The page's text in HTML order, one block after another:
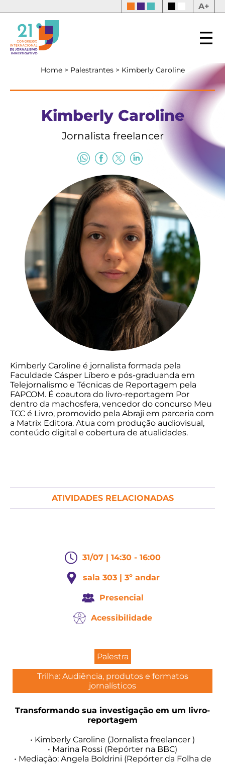
A+
Home > Palestrantes > Kimberly Caroline
Kimberly Caroline
Jornalista freelancer
Kimberly Caroline é jornalista formada pela
Faculdade Cásper Líbero e pós-graduanda em
Telejornalismo e Técnicas de Reportagem pela
FAPCOM. É coautora do livro-reportagem Por
dentro da machosfera, vencedor do concurso Meu
TCC é Livro, promovido pela Abraji em parceria com
a Matrix Editora. Atua com produção audiovisual,
conteúdo digital e cobertura de atualidades.
ATIVIDADES RELACIONADAS
31/07 | 14:30 - 16:00
sala 303 | 3º andar
Presencial
Acessibilidade
Palestra
Trilha: Audiência, produtos e formatos
jornalísticos
Transformando sua investigação em um livro-
reportagem
• Kimberly Caroline (Jornalista freelancer )
• Marina Rossi (Repórter na BBC)
• Mediação: Angela Boldrini (Repórter da Folha de